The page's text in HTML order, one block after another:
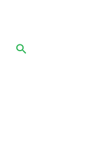
Rechercher